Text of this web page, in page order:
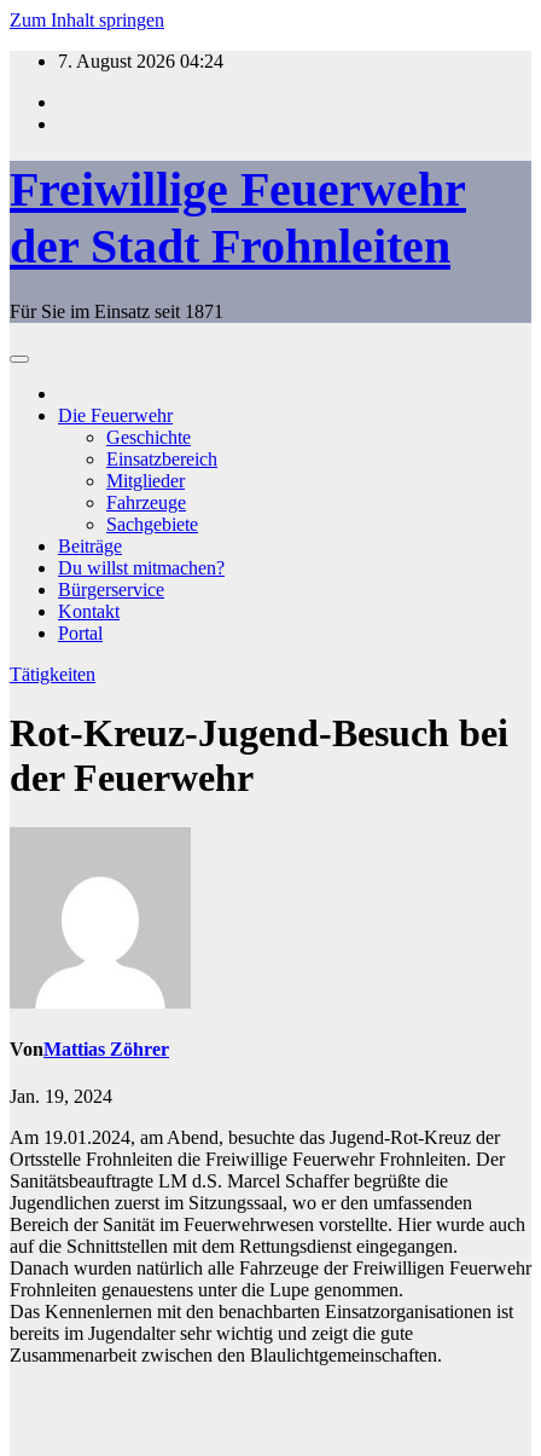
Zum Inhalt springen
7. August 2026 04:24
Freiwillige Feuerwehr
der Stadt Frohnleiten
Für Sie im Einsatz seit 1871
Die Feuerwehr
Geschichte
Einsatzbereich
Mitglieder
Fahrzeuge
Sachgebiete
Beiträge
Du willst mitmachen?
Bürgerservice
Kontakt
Portal
Tätigkeiten
Rot-Kreuz-Jugend-Besuch bei
der Feuerwehr
VonMattias Zöhrer
Jan. 19, 2024
Am 19.01.2024, am Abend, besuchte das Jugend-Rot-Kreuz der
Ortsstelle Frohnleiten die Freiwillige Feuerwehr Frohnleiten. Der
Sanitätsbeauftragte LM d.S. Marcel Schaffer begrüßte die
Jugendlichen zuerst im Sitzungssaal, wo er den umfassenden
Bereich der Sanität im Feuerwehrwesen vorstellte. Hier wurde auch
auf die Schnittstellen mit dem Rettungsdienst eingegangen.
Danach wurden natürlich alle Fahrzeuge der Freiwilligen Feuerwehr
Frohnleiten genauestens unter die Lupe genommen.
Das Kennenlernen mit den benachbarten Einsatzorganisationen ist
bereits im Jugendalter sehr wichtig und zeigt die gute
Zusammenarbeit zwischen den Blaulichtgemeinschaften.